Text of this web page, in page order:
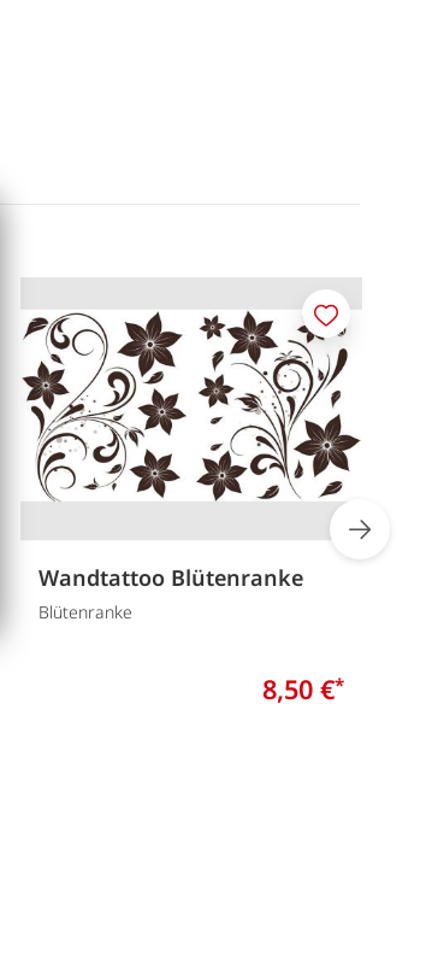
Wandtattoo Blütenranke
Blütenranke
8,50 €*
Merken